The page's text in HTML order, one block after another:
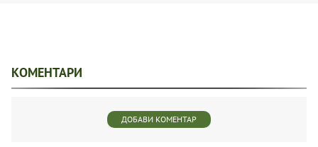
КОМЕНТАРИ
ДОБАВИ КОМЕНТАР